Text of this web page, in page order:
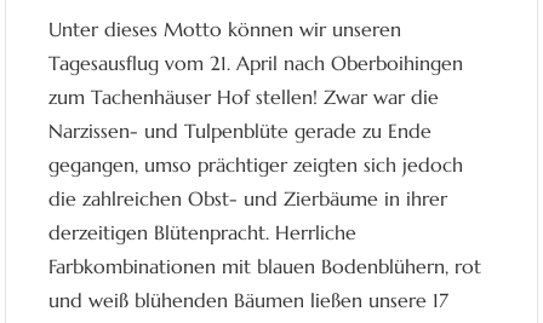
Unter dieses Motto können wir unseren
Tagesausflug vom 21. April nach Oberboihingen
zum Tachenhäuser Hof stellen! Zwar war die
Narzissen- und Tulpenblüte gerade zu Ende
gegangen, umso prächtiger zeigten sich jedoch
die zahlreichen Obst- und Zierbäume in ihrer
derzeitigen Blütenpracht. Herrliche
Farbkombinationen mit blauen Bodenblühern, rot
und weiß blühenden Bäumen ließen unsere 17